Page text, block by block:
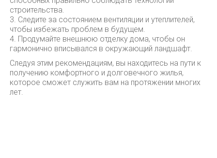
строительства.
3. Следите за состоянием вентиляции и утеплителей,
чтобы избежать проблем в будущем.
4. Продумайте внешнюю отделку дома, чтобы он
гармонично вписывался в окружающий ландшафт.
Следуя этим рекомендациям, вы находитесь на пути к
получению комфортного и долговечного жилья,
которое сможет служить вам на протяжении многих
лет.